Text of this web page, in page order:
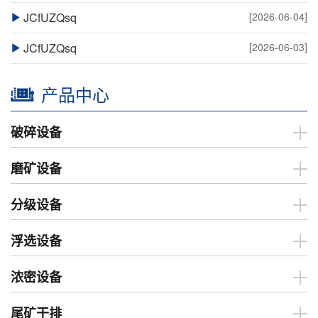
JCfUZQsq [2026-06-04]
JCfUZQsq [2026-06-03]
产品中心
破碎设备
磨矿设备
分级设备
浮选设备
浓密设备
尾矿干排